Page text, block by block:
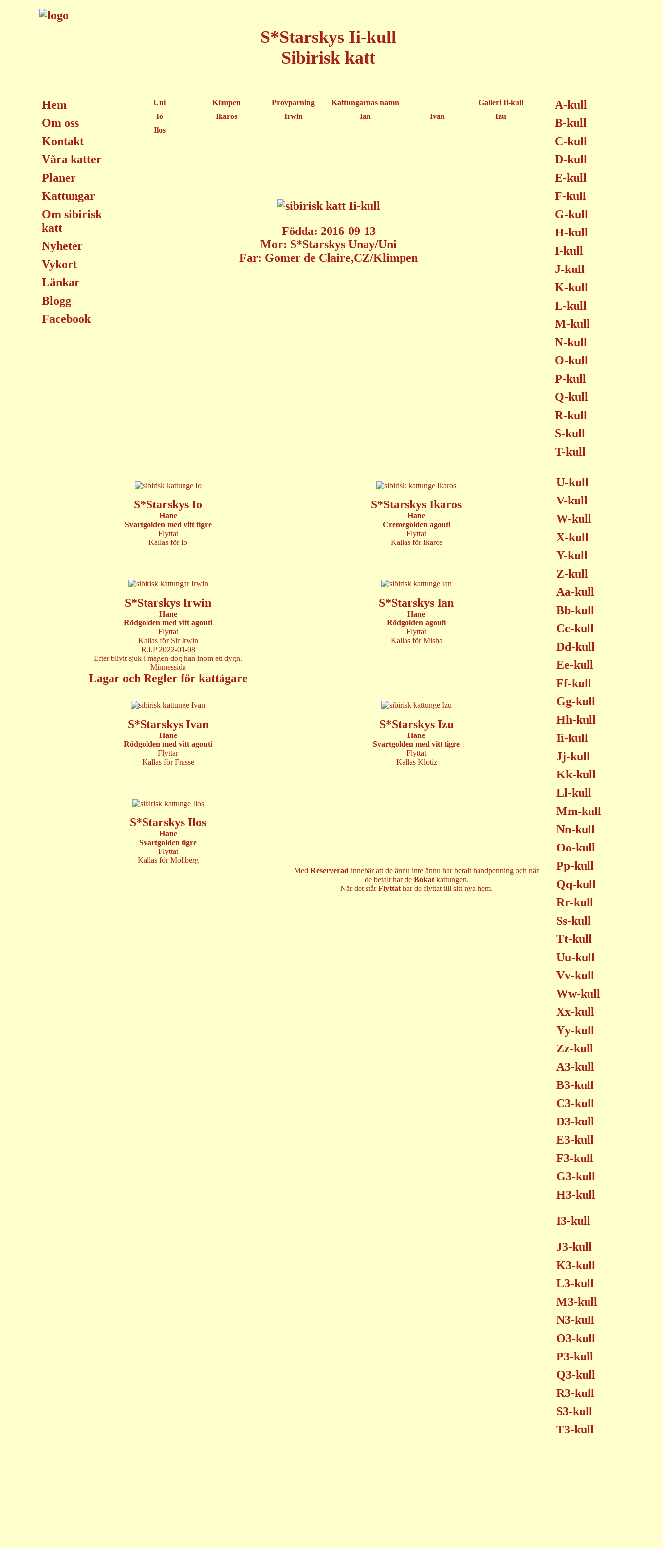
S*Starskys Ii-kull
Sibirisk katt
Hem
Om oss
Kontakt
Våra katter
Planer
Kattungar
Om sibirisk
katt
Nyheter
Vykort
Länkar
Blogg
Facebook
Uni Klimpen Provparning Kattungarnas namn
Galleri Ii-kull
Io
Ikaros Irwin Ian Ivan
Izu
Ilos
Födda: 2016-09-13
Mor: S*Starskys Unay/Uni
Far: Gomer de Claire,CZ/Klimpen
A-kull
B-kull
C-kull
D-kull
E-kull
F-kull
G-kull
H-kull
I-kull
J-kull
K-kull
L-kull
M-kull
N-kull
O-kull
P-kull
Q-kull
R-kull
S-kull
T-kull
S*Starskys Io
Hane
Svartgolden med vitt tigre
Flyttat
Kallas för Io
S*Starskys Ikaros
Hane
Cremegolden agouti
Flyttat
Kallas för Ikaros
S*Starskys Irwin
Hane
Rödgolden med vitt agouti
Flyttat
Kallas för Sir Irwin
R.I.P 2022-01-08
Efter blivit sjuk i magen dog han inom ett dygn.
Minnessida
Lagar och Regler för kattägare
S*Starskys Ian
Hane
Rödgolden agouti
Flyttat
Kallas för Misha
S*Starskys Ivan
Hane
Rödgolden med vitt agouti
Flyttar
Kallas för Frasse
S*Starskys Izu
Hane
Svartgolden med vitt tigre
Flyttat
Kallas Klotiz
S*Starskys Ilos
Hane
Svartgolden tigre
Flyttat
Kallas för Mollberg
Med Reserverad innebär att de ännu inte ännu har betalt handpenning och när
de betalt har de Bokat kattungen.
När det stårFlyttathar de flyttat till sitt nya hem.
U-kull
V-kull
W-kull
X-kull
Y-kull
Z-kull
Aa-kull
Bb-kull
Cc-kull
Dd-kull
Ee-kull
Ff-kull
Gg-kull
Hh-kull
Ii-kull
Jj-kull
Kk-kull
Ll-kull
Mm-kull
Nn-kull
Oo-kull
Pp-kull
Qq-kull
Rr-kull
Ss-kull
Tt-kull
Uu-kull
Vv-kull
Ww-kull
Xx-kull
Yy-kull
Zz-kull
A3-kull
B3-kull
C3-kull
D3-kull
E3-kull
F3-kull
G3-kull
H3-kull
I3-kull
J3-kull
K3-kull
L3-kull
M3-kull
N3-kull
O3-kull
P3-kull
Q3-kull
R3-kull
S3-kull
T3-kull